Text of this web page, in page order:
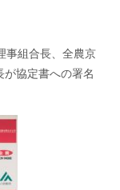
事組合長、全農京
協定書への署名